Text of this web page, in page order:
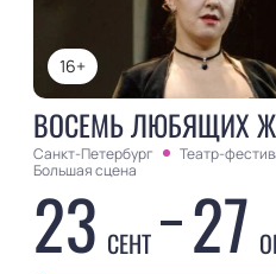
16+
ВОСЕМЬ ЛЮБЯЩИХ
Санкт-Петербург
Театр-
Большая сцена
23 СЕНТ 27